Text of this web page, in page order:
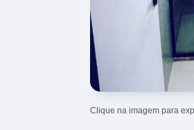
Clique na imagem para